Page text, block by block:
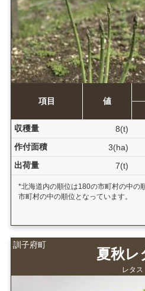
項目 値
収穫量
8(t)
作付面積
3(ha)
出荷量
7(t)
*北海道内の順位は180の市町村の中の
市町村の中の順位となっています。
訓子府町
夏秋レ
レタス